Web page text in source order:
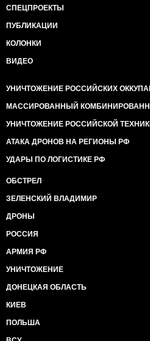
СПЕЦПРОЕКТЫ
ПУБЛИКАЦИИ
КОЛОНКИ
ВИДЕО
УНИЧТОЖЕНИЕ РОССИЙСКИХ
МАССИРОВАННЫЙ
УНИЧТОЖЕНИЕ РОССИЙСКОЙ
АТАКА ДРОНОВ НА РЕГИОНЫ РФ
УДАРЫ ПО ЛОГИСТИКЕ РФ
ОБСТРЕЛ
ЗЕЛЕНСКИЙ ВЛАДИМИР
ДРОНЫ
РОССИЯ
АРМИЯ РФ
УНИЧТОЖЕНИЕ
ДОНЕЦКАЯ ОБЛАСТЬ
КИЕВ
ПОЛЬША